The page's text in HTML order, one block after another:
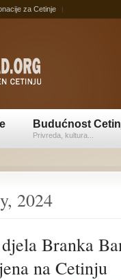
za Cetinje
Budućnost
Privreda, kultura...
2024
Branka
na Cetinju